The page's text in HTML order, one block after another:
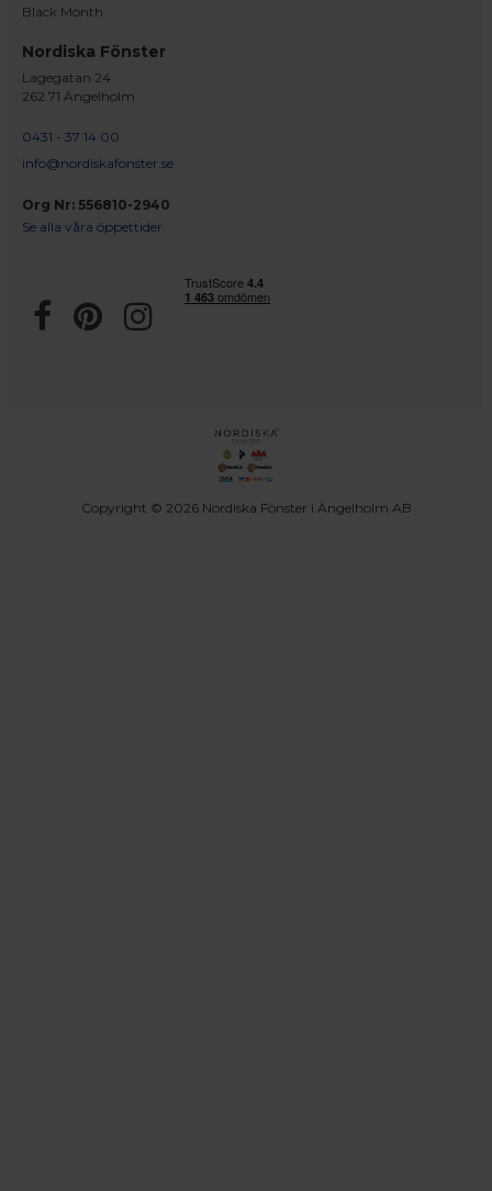
Black Month
Nordiska Fönster
Lagegatan 24
262 71 Ängelholm
0431 - 37 14 00
info@nordiskafonster.se
Org Nr: 556810-2940
Se alla våra öppettider
Copyright © 2026 Nordiska Fönster i Ängelholm AB